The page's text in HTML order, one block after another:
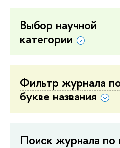
Выбор научной
категории
Фильтр журнала
букве названия
Поиск журнала по